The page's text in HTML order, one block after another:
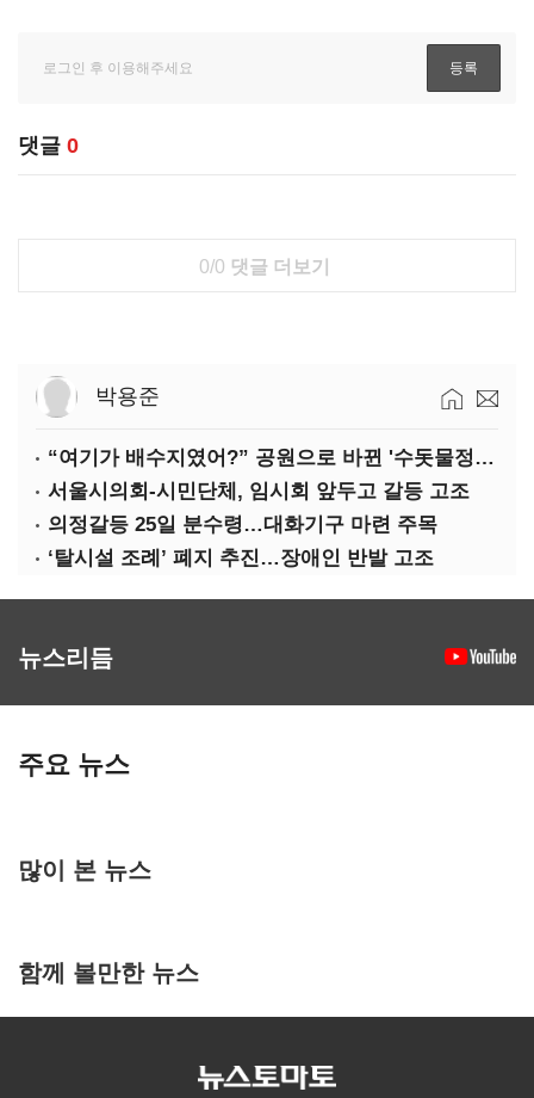
댓글 0
0/0 댓글 더보기
박용준
“여기가 배수지였어?” 공원으로 바뀐 '수돗물정거장'
서울시의회-시민단체, 임시회 앞두고 갈등 고조
의정갈등 25일 분수령…대화기구 마련 주목
‘탈시설 조례’ 폐지 추진…장애인 반발 고조
뉴스리듬
주요 뉴스
많이 본 뉴스
함께 볼만한 뉴스